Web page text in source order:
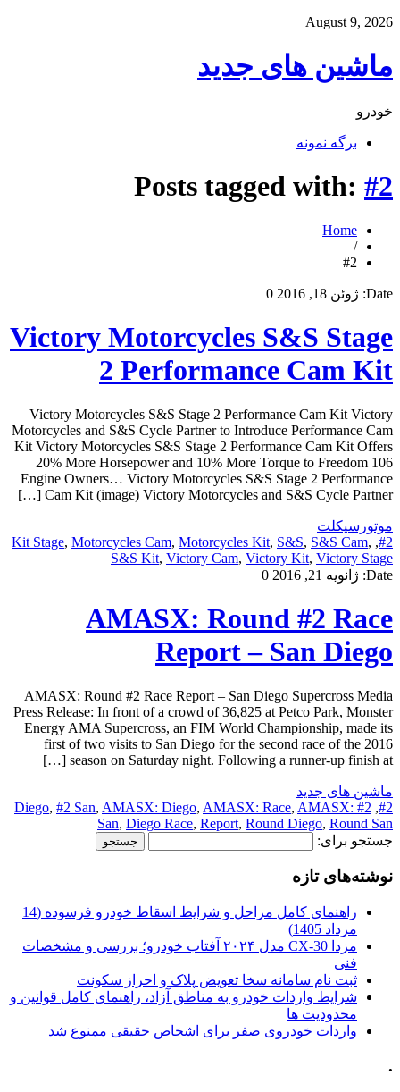
August 9, 2026
ماشین های جدید
خودرو
برگه نمونه
Posts tagged with: #2
Home
/
#2
Date: ژوئن 18, 2016 0
Victory Motorcycles S&S Stage
2 Performance Cam Kit
Victory Motorcycles S&S Stage 2 Performance Cam Kit Victory
Motorcycles and S&S Cycle Partner to Introduce Performance Cam
Kit Victory Motorcycles S&S Stage 2 Performance Cam Kit Offers
20% More Horsepower and 10% More Torque to Freedom 106
Engine Owners… Victory Motorcycles S&S Stage 2 Performance
Cam Kit (image) Victory Motorcycles and S&S Cycle Partner […]
موتورسیکلت
#2
,
Kit Stage, Motorcycles Cam, Motorcycles Kit, S&S, S&S Cam,
S&S Kit, Victory Cam, Victory Kit, Victory Stage
Date: ژانویه 21, 2016 0
AMASX: Round #2 Race
Report – San Diego
AMASX: Round #2 Race Report – San Diego Supercross Media
Press Release: In front of a crowd of 36,825 at Petco Park, Monster
Energy AMA Supercross, an FIM World Championship, made its
first of two visits to San Diego for the second race of the 2016
season on Saturday night. Following a runner-up finish at […]
ماشین های جدید
#2
,
#2 Diego
, #2 San, AMASX: Diego, AMASX: Race, AMASX:
San, Diego Race, Report, Round Diego, Round San
جستجو برای:
نوشته‌های تازه
راهنمای کامل مراحل و شرایط اسقاط خودرو فرسوده (14
مرداد 1405)
مزدا CX-30 مدل ۲۰۲۴ آفتاب خودرو؛ بررسی و مشخصات
فنی
ثبت نام سامانه سخا تعویض پلاک و احراز سکونت
شرایط واردات خودرو به مناطق آزاد، راهنمای کامل قوانین و
محدودیت ها
واردات خودروی صفر برای اشخاص حقیقی ممنوع شد
.